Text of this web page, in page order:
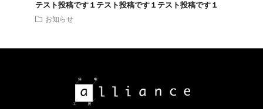
テスト投稿です１テスト投稿です１テスト投稿です１
お知らせ